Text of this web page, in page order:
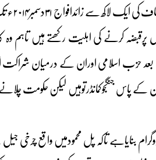
سوچنا
کرنے کی اہلیت رکھتے ہیں تاہم وہ
حزب اسلامی اوران کے درمیان شراکت
کے پاس جنگجوکمانڈرتوہیں لیکن حکومت